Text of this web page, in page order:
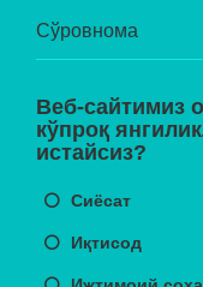
Сўровнома
Веб-сайтимиз
кўпроқ
истайсиз?
Сиёсат
Иқтисод